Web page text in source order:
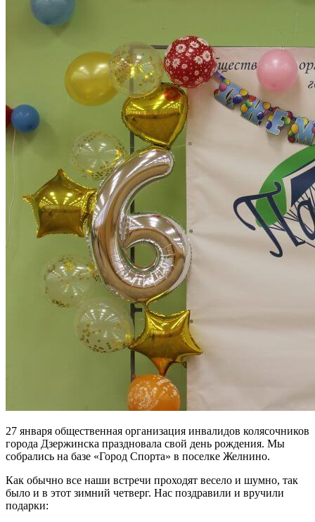
27 января общественная организация инвалидов колясочников
города Дзержинска праздновала свой день рождения. Мы
собрались на базе «Город Спорта» в поселке Желнино.
Как обычно все наши встречи проходят весело и шумно, так
было и в этот зимний четверг. Нас поздравили и вручили
подарки: